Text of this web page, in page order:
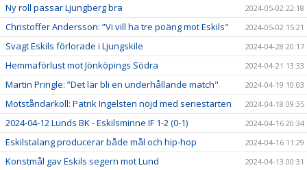
Ny roll passar Ljungberg bra 2024-05-02 22:18
Christoffer Andersson: ”Vi vill ha tre poäng mot Eskils" 2024-05-02 15:21
Svagt Eskils förlorade i Ljungskile 2024-04-28 20:17
Hemmaförlust mot Jönköpings Södra 2024-04-21 13:33
Martin Pringle: ”Det lär bli en underhållande match" 2024-04-19 10:03
Motståndarkoll: Patrik Ingelsten nöjd med seriestarten 2024-04-18 09:35
2024-04-12 Lunds BK - Eskilsminne IF 1-2 (0-1) 2024-04-16 20:34
Eskilstalang producerar både mål och hip-hop 2024-04-16 11:29
Konstmål gav Eskils segern mot Lund 2024-04-13 00:31